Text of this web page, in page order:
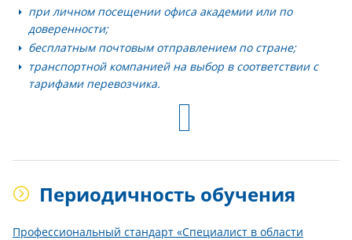
при личном посещении офиса академии или по
доверенности;
бесплатным почтовым отправлением по стране;
транспортной компанией на выбор в соответствии с
тарифами перевозчика.
Периодичность обучения
Профессиональный стандарт «Специалист в области